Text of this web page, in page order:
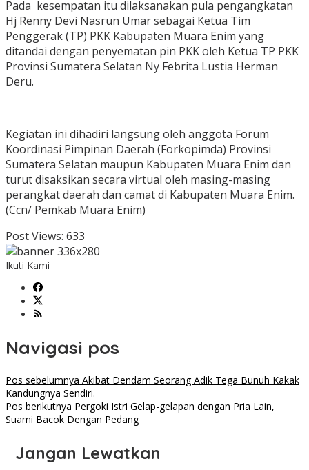
Pada kesempatan itu dilaksanakan pula pengangkatan
Hj Renny Devi Nasrun Umar sebagai Ketua Tim
Penggerak (TP) PKK Kabupaten Muara Enim yang
ditandai dengan penyematan pin PKK oleh Ketua TP PKK
Provinsi Sumatera Selatan Ny Febrita Lustia Herman
Deru.
Kegiatan ini dihadiri langsung oleh anggota Forum
Koordinasi Pimpinan Daerah (Forkopimda) Provinsi
Sumatera Selatan maupun Kabupaten Muara Enim dan
turut disaksikan secara virtual oleh masing-masing
perangkat daerah dan camat di Kabupaten Muara Enim.
(Ccn/ Pemkab Muara Enim)
Post Views: 633
Ikuti Kami
Navigasi pos
Pos sebelumnya Akibat Dendam Seorang Adik Tega Bunuh Kakak
Kandungnya Sendiri.
Pos berikutnya Pergoki Istri Gelap-gelapan dengan Pria Lain,
Suami Bacok Dengan Pedang
Jangan Lewatkan